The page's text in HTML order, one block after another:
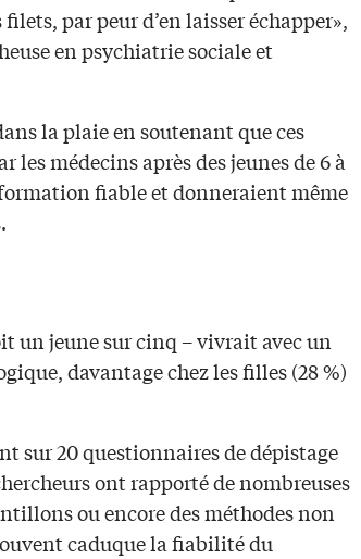
par peur d’en laisser échapper»,
en psychiatrie sociale et
la plaie en soutenant que ces
médecins après des jeunes de 6 à
fiable et donneraient même
un jeune sur cinq – vivrait avec un
davantage chez les filles (28 %)
sur 20 questionnaires de dépistage
ont rapporté de nombreuses
ou encore des méthodes non
caduque la fiabilité du